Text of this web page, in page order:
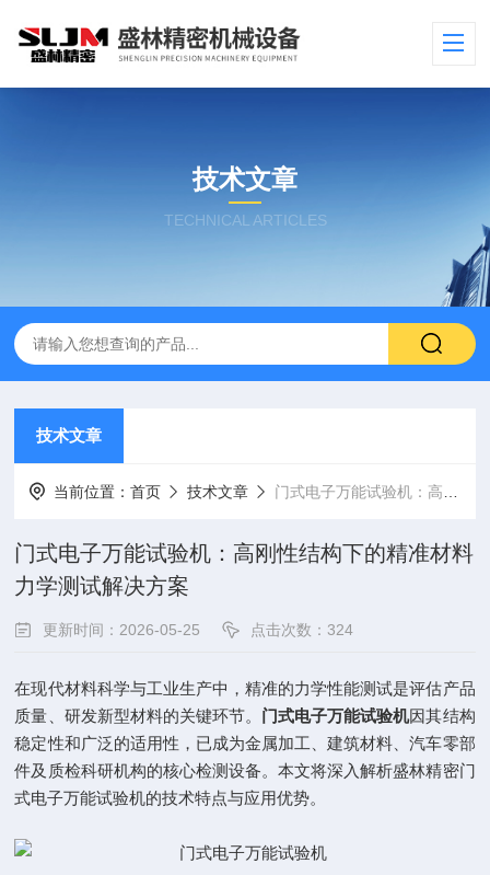
技术文章
TECHNICAL ARTICLES
技术文章
当前位置：首页 技术文章 门式电子万能试验机：高刚性结构下的精准材料力学测试解决方案
门式电子万能试验机：高刚性结构下的精准材料
力学测试解决方案
更新时间：2026-05-25 点击次数：324
在现代材料科学与工业生产中，精准的力学性能测试是评估产品
质量、研发新型材料的关键环节。 门式电子万能试验机因其结构
稳定性和广泛的适用性，已成为金属加工、建筑材料、汽车零部
件及质检科研机构的核心检测设备。本文将深入解析盛林精密门
式电子万能试验机的技术特点与应用优势。